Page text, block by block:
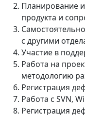
Планирование
продукта и
с другими
Участие в
Работа на
методологию
Регистрация
Работа с SVN,
Регистрация